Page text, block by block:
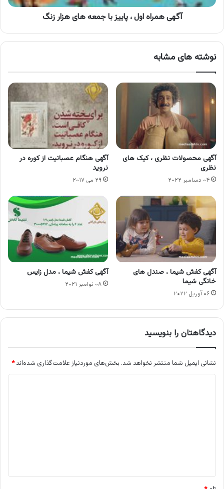
هزار
آگهی همراه اول ، پاییز با جمعه های هزار زنگ
نوشته های مشابه
آگهی محصولات نظری ، کیک های
نظری
۰۴ دسامبر ۲۰۲۲
آگهی هنگام عصبانیت از کوره در
نروید
۲۹ می ۲۰۱۷
آگهی کفش شیما ، صندل های
خانگی شیما
۰۶ آوریل ۲۰۲۲
آگهی کفش شیما ، مدل زایس
۰۸ نوامبر ۲۰۲۱
دیدگاهتان را بنویسید
نشانی ایمیل شما منتشر نخواهد شد. بخش‌های موردنیاز علامت‌گذاری شده‌اند*